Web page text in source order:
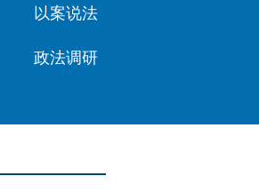
以案说法
政法调研